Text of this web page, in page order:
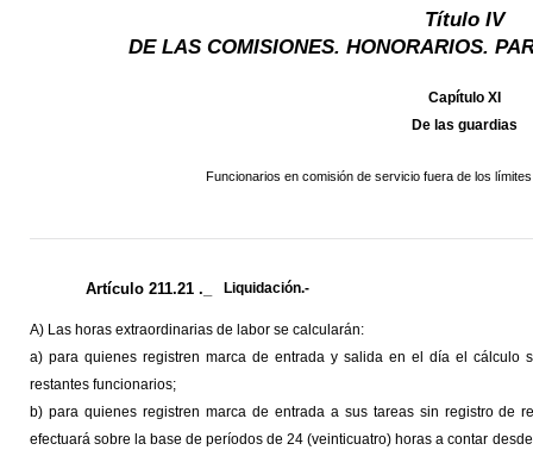
Título IV
DE LAS COMISIONES. HONORARIOS.
Capítulo XI
De las guardias
Funcionarios en comisión de servicio fuera de los
Artículo 211.21 ._ Liquidación.-
A) Las horas extraordinarias de labor se calcularán:
a) para quienes registren marca de entrada y salida en el día el cálculo
restantes funcionarios;
b) para quienes registren marca de entrada a sus tareas sin registro de
efectuará sobre la base de períodos de 24 (veinticuatro) horas a contar